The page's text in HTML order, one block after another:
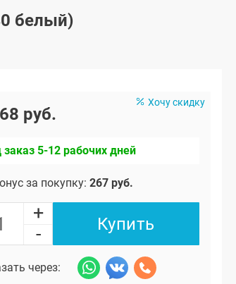
белый)
Хочу скидку
руб.
заказ 5-12 рабочих дней
за покупку: 267 руб.
+
-
Купить
через: